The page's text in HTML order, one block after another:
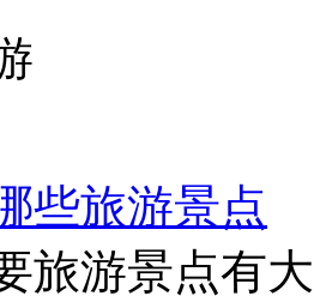
些旅游景点
旅游景点有